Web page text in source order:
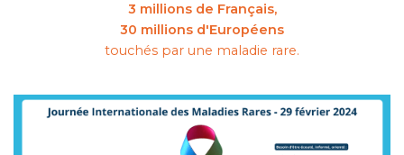
3 millions de Français,
30 millions d'Européens
touchés par une maladie rare.